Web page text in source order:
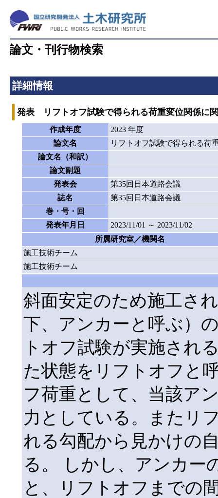
論文・刊行物検索
詳細情報
発表 リフトオフ試験で得られる荷重変位関係に
作成年度
2023 年度
論文名
リフトオフ試験で得られる荷
論文名（和訳）
論文副題
発表会
第35回日本道路会議
誌名
第35回日本道路会議
巻・号・回
発表年月日
2023/11/01 ～ 2023/11/02
所属研究室／機関名
施工技術チーム
施工技術チーム
斜面安定のため施工さ
下、アンカーと呼ぶ）
トオフ試験が実施され
た状態をリフトオフと
フ荷重として、当該ア
力としている。またリ
れる勾配から見かけの
る。 しかし、アンカー
と、リフトオフまでの